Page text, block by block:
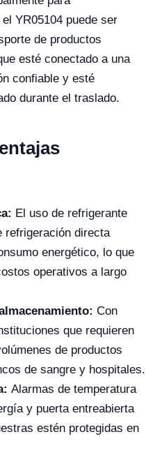
YR05104 puede ser
de productos
esté conectado a una
confiable y esté
durante el traslado.
El uso de refrigerante
refrigeración directa
energético, lo que
operativos a largo
Con
que requieren
de productos
de sangre y hospitales.
Alarmas de temperatura
y puerta entreabierta
estén protegidas en